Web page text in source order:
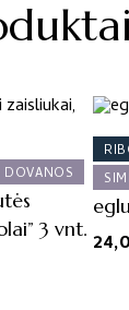
DOVANOS
3 vnt.